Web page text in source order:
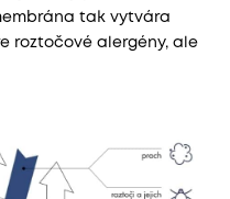
tak vytvára
roztočové alergény, ale